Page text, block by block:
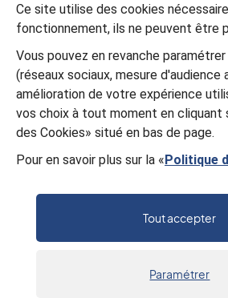
UOV - FLE - PODCAST VIDÉO #2
Ce site utilise des cookies
fonctionnement, ils ne peuvent être
Vous pouvez en revanche
(réseaux sociaux, mesure d'audience
amélioration de votre expérience
vos choix à tout moment en cliquant
des Cookies» situé en bas de page.
Pour en savoir plus sur la «Politique
Tout accepter
Paramétrer